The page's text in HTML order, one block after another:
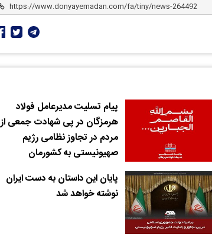
پیام تسلیت مدیرعامل فولاد
هرمزگان در پی شهادت جمعی از
مردم در تجاوز نظامی رژیم
صهیونیستی به کشورمان
پایان این داستان به دست ایران
نوشته خواهد شد